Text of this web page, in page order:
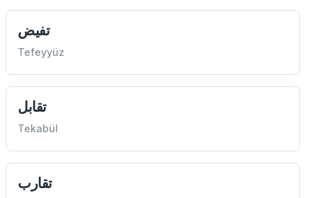
تفيض
Tefeyyüz
تقابل
Tekabül
تقارب